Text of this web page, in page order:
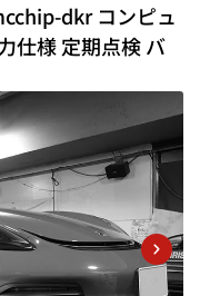
dkr コンピュ
仕様 定期点検 バ